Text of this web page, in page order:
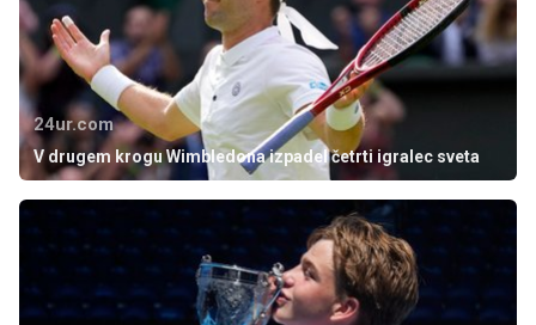
24ur.com
V drugem krogu Wimbledona izpadel četrti igralec sveta